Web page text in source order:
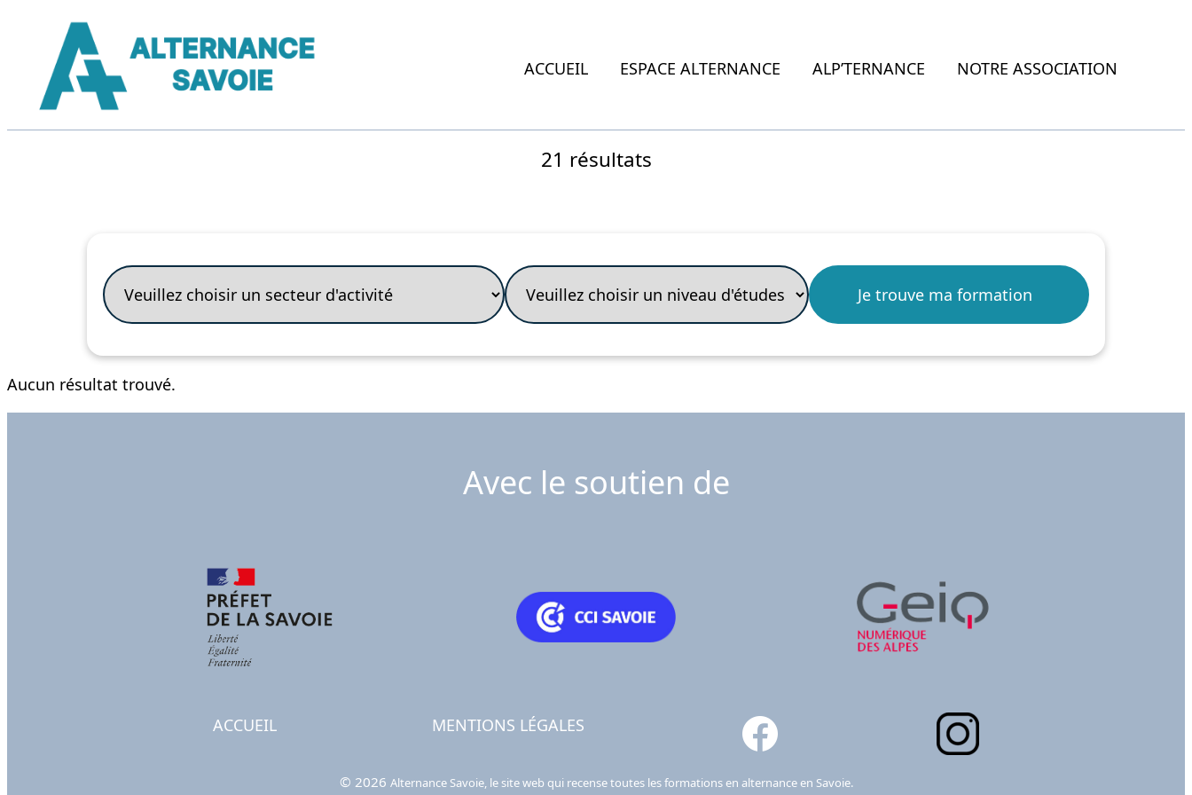
ACCUEIL ESPACE ALTERNANCE ALP’TERNANCE NOTRE ASSOCIATION
21 résultats
Aucun résultat trouvé.
Avec le soutien de
ACCUEIL MENTIONS LÉGALES
© 2026 Alternance Savoie, le site web qui recense toutes les formations en alternance en Savoie.